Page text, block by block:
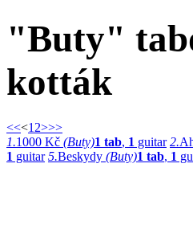
"Buty"
kották
<<<1 2>>>
1.1000 Kč (Buty)1 tab, 1 guitar 2.
1 guitar 5.Beskydy (Buty)1 tab, 1